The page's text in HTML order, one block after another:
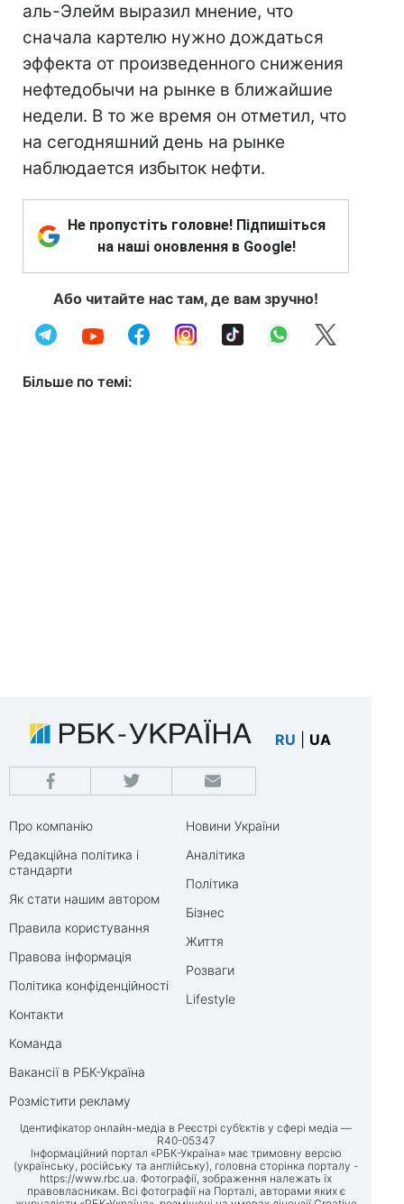
аль-Элейм выразил мнение, что
сначала картелю нужно дождаться
эффекта от произведенного снижения
нефтедобычи на рынке в ближайшие
недели. В то же время он отметил, что
на сегодняшний день на рынке
наблюдается избыток нефти.
Не пропустіть головне! Підпишіться
на наші оновлення в Google!
Або читайте нас там, де вам зручно!
Більше по темі:
RU UA
Про компанію
Редакційна політика і
стандарти
Як стати нашим автором
Правила користування
Правова інформація
Політика конфіденційності
Контакти
Команда
Вакансії в РБК-Україна
Розмістити рекламу
Новини України
Аналітика
Політика
Бізнес
Життя
Розваги
Lifestyle
Ідентифікатор онлайн-медіа в Реєстрі суб’єктів у сфері медіа —
R40-05347
Інформаційний портал «РБК-Україна» має тримовну версію
(українську, російську та англійську), головна сторінка порталу -
https://www.rbc.ua. Фотографії, зображення належать їх
правовласникам. Всі фотографії на Порталі, авторами яких є